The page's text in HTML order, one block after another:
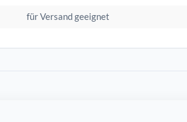
für Versand geeignet